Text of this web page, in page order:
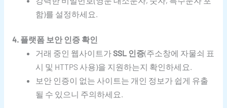
함)를 설정하세요.
4. 플랫폼 보안 인증 확인
거래 중인 웹사이트가SSL 인증(주소창에 자물쇠 표
시 및 HTTPS 사용)을 지원하는지 확인하세요.
보안 인증이 없는 사이트는 개인 정보가 쉽게 유출
될 수 있으니 주의하세요.